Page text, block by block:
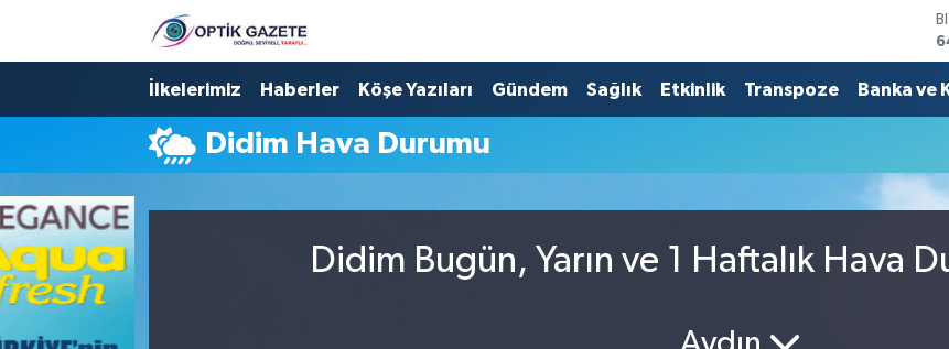
İlkelerimiz Haberler Köşe Yazıları Gündem Sağlık Etkinlik Transpoze Banka ve
Didim Hava Durumu
Didim Bugün, Yarın ve 1 Haftalık Hava
Nöbetçi Eczaneler
Hava Durumu
İstanbul Namaz Vakitleri
Trafik Durumu
Süper Lig Puan Durumu ve Fikstür